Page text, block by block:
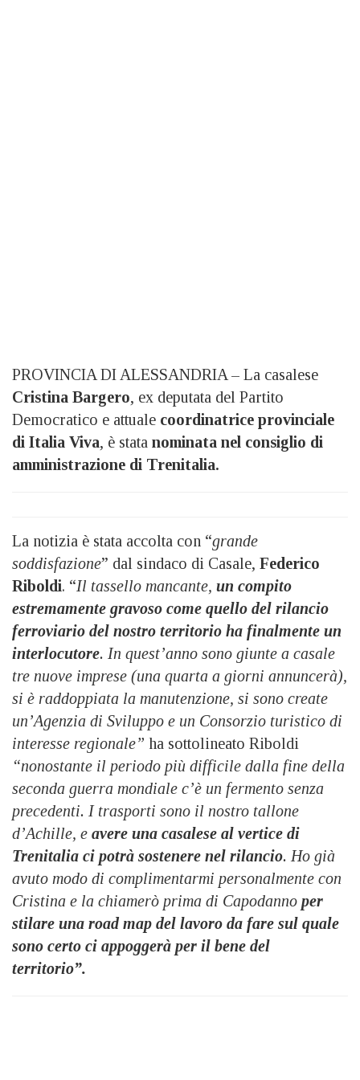
PROVINCIA DI ALESSANDRIA – La casalese
Cristina Bargero, ex deputata del Partito
Democratico e attuale coordinatrice provinciale
di Italia Viva, è stata nominata nel consiglio di
amministrazione di Trenitalia.
La notizia è stata accolta con “grande
soddisfazione” dal sindaco di Casale, Federico
Riboldi. “Il tassello mancante, un compito
estremamente gravoso come quello del rilancio
ferroviario del nostro territorio ha finalmente un
interlocutore. In quest’anno sono giunte a casale
tre nuove imprese (una quarta a giorni annuncerà),
si è raddoppiata la manutenzione, si sono create
un’Agenzia di Sviluppo e un Consorzio turistico di
interesse regionale” ha sottolineato Riboldi
“nonostante il periodo più difficile dalla fine della
seconda guerra mondiale c’è un fermento senza
precedenti. I trasporti sono il nostro tallone
d’Achille, e avere una casalese al vertice di
Trenitalia ci potrà sostenere nel rilancio. Ho già
avuto modo di complimentarmi personalmente con
Cristina e la chiamerò prima di Capodanno per
stilare una road map del lavoro da fare sul quale
sono certo ci appoggerà per il bene del
territorio”.